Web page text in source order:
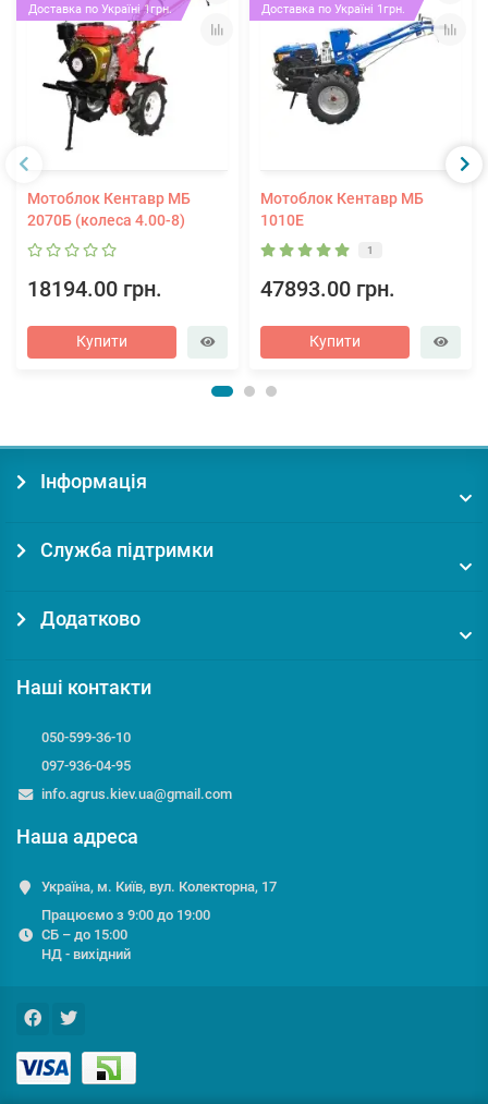
Доставка по Україні 1грн.
Мотоблок Кентавр МБ
2070Б (колеса 4.00-8)
18194.00 грн.
Купити
Доставка по Україні 1грн.
Мотоблок Кентавр МБ
1010Е
1
47893.00 грн.
Купити
Інформація
Служба підтримки
Додатково
Наші контакти
050-599-36-10
097-936-04-95
info.agrus.kiev.ua@gmail.com
Наша адреса
Україна, м. Київ, вул. Колекторна, 17
Працюємо з 9:00 до 19:00
СБ – до 15:00
НД - вихідний